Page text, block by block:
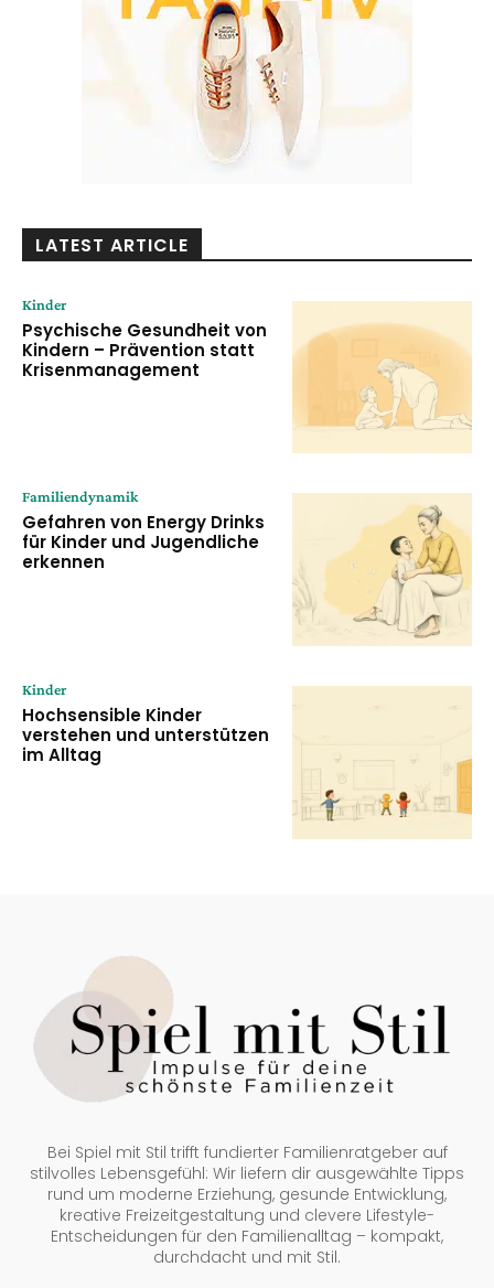
LATEST ARTICLE
Kinder
Psychische Gesundheit von
Kindern – Prävention statt
Krisenmanagement
Familiendynamik
Gefahren von Energy Drinks
für Kinder und Jugendliche
erkennen
Kinder
Hochsensible Kinder
verstehen und unterstützen
im Alltag
Bei Spiel mit Stil trifft fundierter Familienratgeber auf
stilvolles Lebensgefühl: Wir liefern dir ausgewählte Tipps
rund um moderne Erziehung, gesunde Entwicklung,
kreative Freizeitgestaltung und clevere Lifestyle-
Entscheidungen für den Familienalltag – kompakt,
durchdacht und mit Stil.